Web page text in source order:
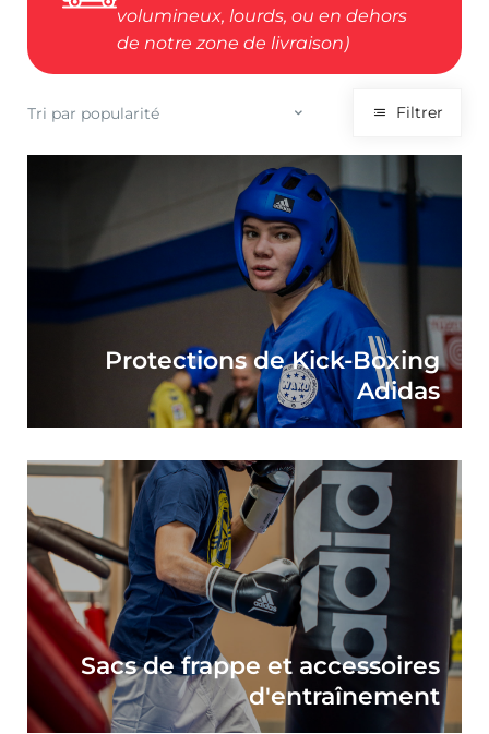
volumineux, lourds, ou en dehors
de notre zone de livraison)
Filtrer
Protections de Kick-Boxing
Adidas
Sacs de frappe et accessoires
d'entraînement